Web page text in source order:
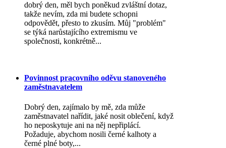
dobrý den, měl bych poněkud zvláštní dotaz,
takže nevím, zda mi budete schopni
odpovědět, přesto to zkusím. Můj "problém"
se týká narůstajícího extremismu ve
společnosti, konkrétně...
Povinnost pracovního oděvu stanoveného
zaměstnavatelem
Dobrý den, zajímalo by mě, zda může
zaměstnavatel nařídit, jaké nosit oblečení, když
ho neposkytuje ani na něj nepřiplácí.
Požaduje, abychom nosili černé kalhoty a
černé plné boty,...